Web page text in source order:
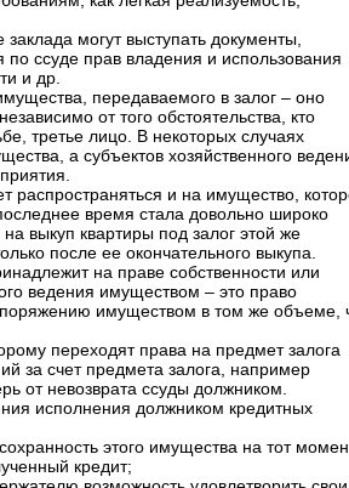
могут выступать документы,
ссуде прав владения и использования
и др.
передаваемого в залог – оно
от того обстоятельства, кто
третье лицо. В некоторых случаях
а субъектов хозяйственного
распространяться и на имущество,
время стала довольно широко
выкуп квартиры под залог этой же
после ее окончательного выкупа.
на праве собственности или
ведения имуществом – это право
имуществом в том же объеме,
переходят права на предмет залога
за счет предмета залога, например
от невозврата ссуды должником.
исполнения должником кредитных
этого имущества на тот
кредит;